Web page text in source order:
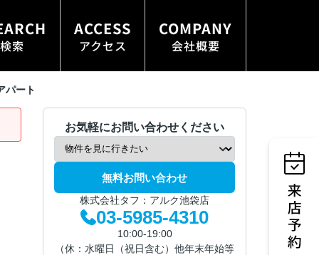
索
ACCESS
アクセス
COMPANY
会社概要
パート
お気軽にお問い合わせください
無料お問い合わせ
株式会社タフ：アルク池袋店
03-5985-4310
10:00-19:00
（休：水曜日（祝日含む）他年末年始等